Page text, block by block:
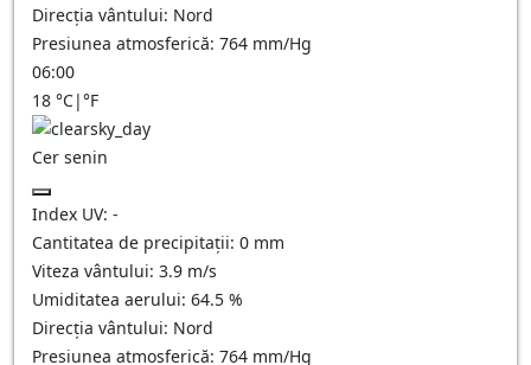
Direcția vântului: Nord
Presiunea atmosferică: 764 mm/Hg
06:00
18 °C|°F
Cer senin
Index UV: -
Cantitatea de precipitații: 0 mm
Viteza vântului: 3.9 m/s
Umiditatea aerului: 64.5 %
Direcția vântului: Nord
Presiunea atmosferică: 764 mm/Hg